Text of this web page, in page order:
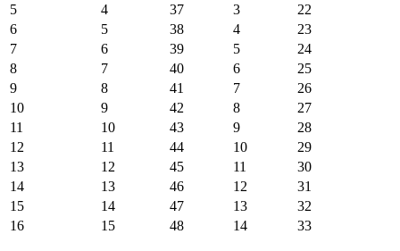
5
4 37 3
22
6
5 38 4
23
7
6 39 5
24
8
7 40 6
25
9
8 41 7
26
10
9 42 8
27
11
10 43 9
28
12
11 44 10
29
13
12 45 11
30
14
13 46 12
31
15
14 47 13
32
16
15 48 14 33